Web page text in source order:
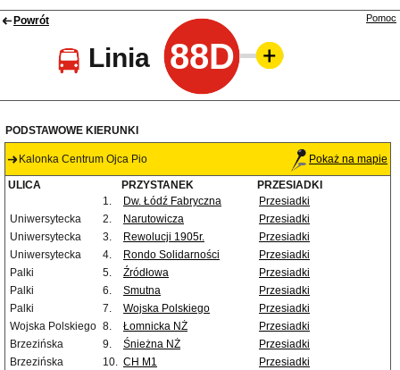
Powrót
Linia 88D
Pomoc
PODSTAWOWE KIERUNKI
Kalonka Centrum Ojca Pio Pokaż na mapie
ULICA PRZYSTANEK
PRZESIADKI
1.
Dw. Łódź Fabryczna
Przesiadki
Uniwersytecka
2. Narutowicza
Przesiadki
Uniwersytecka
3. Rewolucji 1905r.
Przesiadki
Uniwersytecka
4. Rondo Solidarności
Przesiadki
Palki
5. Źródłowa
Przesiadki
Palki
6. Smutna
Przesiadki
Palki
7. Wojska Polskiego
Przesiadki
Wojska Polskiego 8. Łomnicka NŻ
Przesiadki
Brzezińska
9. Śnieżna NŻ
Przesiadki
Brzezińska
10. CH M1
Przesiadki